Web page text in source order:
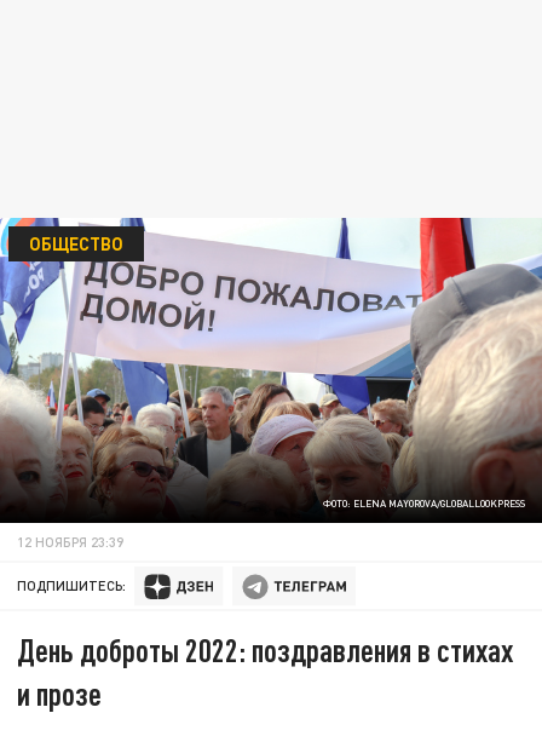
ФОТО: ELENA MAYOROVA/GLOBALLOOKPRESS
ОБЩЕСТВО
12 НОЯБРЯ 23:39
ПОДПИШИТЕСЬ:
День доброты 2022: поздравления в стихах
и прозе